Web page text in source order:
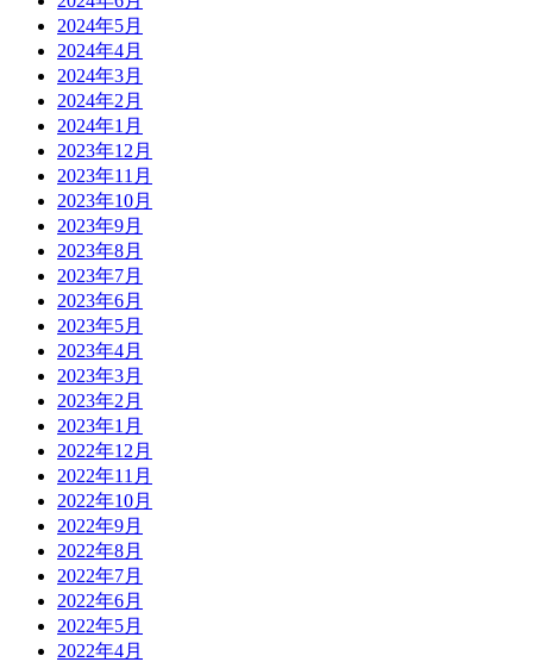
2024年5月
2024年4月
2024年3月
2024年2月
2024年1月
2023年12月
2023年11月
2023年10月
2023年9月
2023年8月
2023年7月
2023年6月
2023年5月
2023年4月
2023年3月
2023年2月
2023年1月
2022年12月
2022年11月
2022年10月
2022年9月
2022年8月
2022年7月
2022年6月
2022年5月
2022年4月